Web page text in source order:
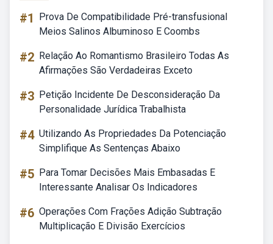
#1
Prova De Compatibilidade Pré-transfusional
Meios Salinos Albuminoso E Coombs
#2 Relação Ao Romantismo Brasileiro Todas As
Afirmações São Verdadeiras Exceto
#3 Petição Incidente De Desconsideração Da
Personalidade Jurídica Trabalhista
#4 Utilizando As Propriedades Da Potenciação
Simplifique As Sentenças Abaixo
#5 Para Tomar Decisões Mais Embasadas E
Interessante Analisar Os Indicadores
#6 Operações Com Frações Adição Subtração
Multiplicação E Divisão Exercícios